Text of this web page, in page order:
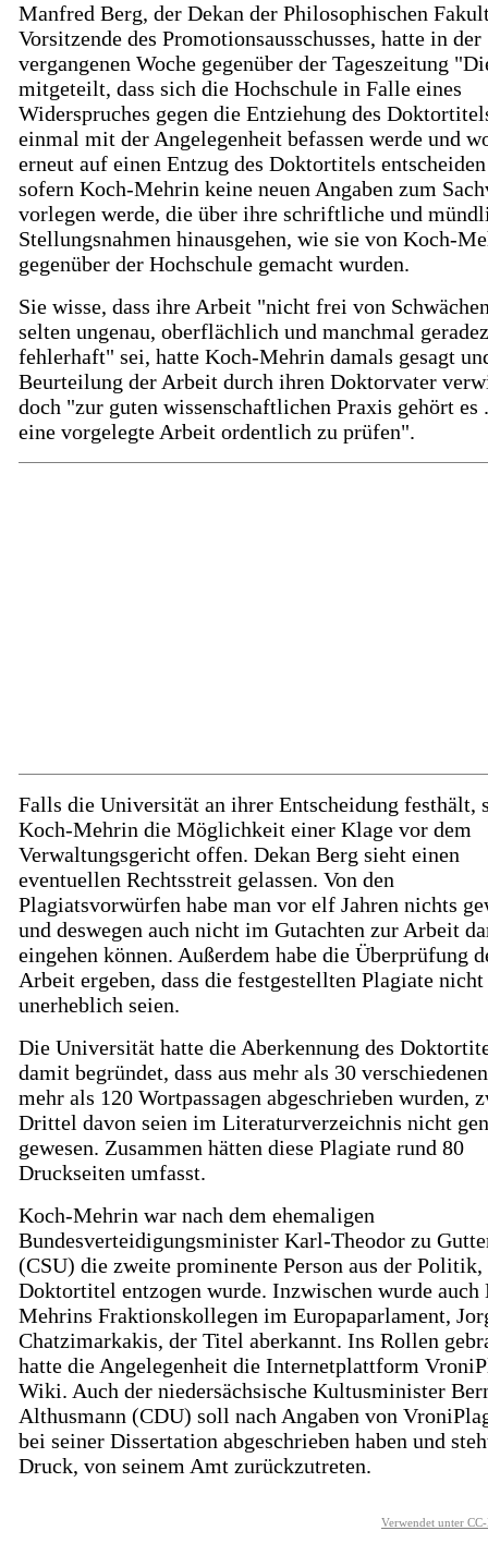
Manfred Berg, der Dekan der Philosophischen
Vorsitzende des Promotionsausschusses, hatte in der
vergangenen Woche gegenüber der Tageszeitung
mitgeteilt, dass sich die Hochschule in Falle eines
Widerspruches gegen die Entziehung des
einmal mit der Angelegenheit befassen werde und
erneut auf einen Entzug des Doktortitels
sofern Koch-Mehrin keine neuen Angaben zum
vorlegen werde, die über ihre schriftliche und
Stellungsnahmen hinausgehen, wie sie von Koch-
gegenüber der Hochschule gemacht wurden.
Sie wisse, dass ihre Arbeit "nicht frei von
selten ungenau, oberflächlich und manchmal
fehlerhaft" sei, hatte Koch-Mehrin damals gesagt
Beurteilung der Arbeit durch ihren Doktorvater
doch "zur guten wissenschaftlichen Praxis gehört es
eine vorgelegte Arbeit ordentlich zu prüfen".
Falls die Universität an ihrer Entscheidung festhält,
Koch-Mehrin die Möglichkeit einer Klage vor dem
Verwaltungsgericht offen. Dekan Berg sieht einen
eventuellen Rechtsstreit gelassen. Von den
Plagiatsvorwürfen habe man vor elf Jahren nichts
und deswegen auch nicht im Gutachten zur Arbeit
eingehen können. Außerdem habe die Überprüfung
Arbeit ergeben, dass die festgestellten Plagiate nicht
unerheblich seien.
Die Universität hatte die Aberkennung des
damit begründet, dass aus mehr als 30
mehr als 120 Wortpassagen abgeschrieben wurden,
Drittel davon seien im Literaturverzeichnis nicht
gewesen. Zusammen hätten diese Plagiate rund 80
Druckseiten umfasst.
Koch-Mehrin war nach dem ehemaligen
Bundesverteidigungsminister Karl-Theodor zu
(CSU) die zweite prominente Person aus der Politik,
Doktortitel entzogen wurde. Inzwischen wurde auch
Mehrins Fraktionskollegen im Europaparlament,
Chatzimarkakis, der Titel aberkannt. Ins Rollen
hatte die Angelegenheit die Internetplattform
Wiki. Auch der niedersächsische Kultusminister
Althusmann (CDU) soll nach Angaben von
bei seiner Dissertation abgeschrieben haben und
Druck, von seinem Amt zurückzutreten.
Verwendet unter